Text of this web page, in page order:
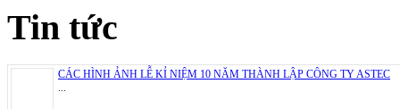
Tin tức
CÁC HÌNH ẢNH LỄ KỈ NIỆM 10 NĂM THÀNH LẬP CÔNG TY ASTEC
...